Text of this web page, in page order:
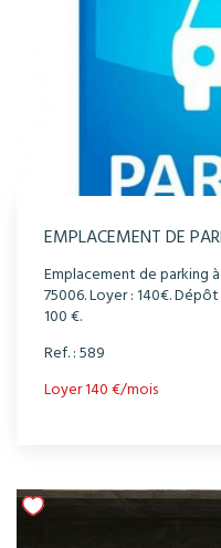
Emplacement de parking à
75006. Loyer : 140€.
100 €.
Ref. : 589
Loyer 140 €/mois